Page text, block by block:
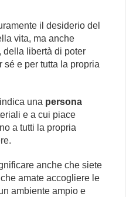
il desiderio del
vita, ma anche
della libertà di poter
e per tutta la propria
una persona
e a cui piace
a tutti la propria
anche che siete
che amate accogliere le
ambiente ampio e